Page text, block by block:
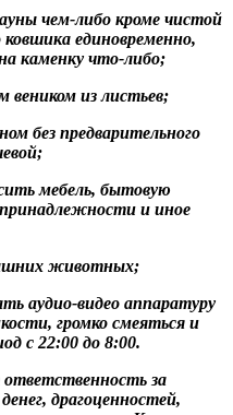
чем-либо кроме чистой
ковшика единовременно,
каменку что-либо;
веником из листьев;
без предварительного
мебель, бытовую
и иное
животных;
аудио-видео аппаратуру
громко смеяться и
с 22:00 до 8:00.
за
драгоценностей,